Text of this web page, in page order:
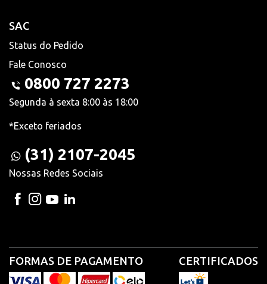
SAC
Status do Pedido
Fale Conosco
0800 727 2273
Segunda à sexta 8:00 às 18:00
*Exceto feriados
(31) 2107-2045
Nossas Redes Sociais
FORMAS DE PAGAMENTO CERTIFICADOS